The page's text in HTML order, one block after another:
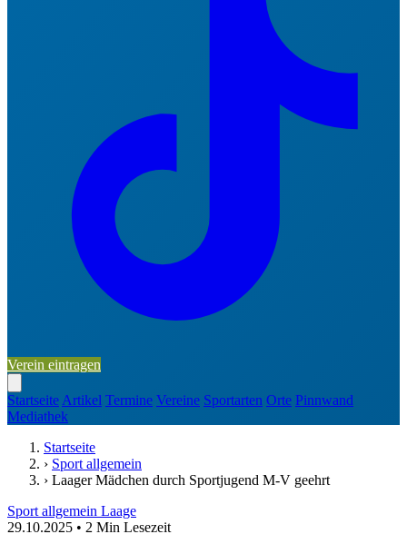
Verein eintragen
Startseite Artikel Termine Vereine Sportarten Orte Pinnwand
Mediathek
Startseite
› Sport allgemein
› Laager Mädchen durch Sportjugend M-V geehrt
Sport allgemein Laage
29.10.2025 • 2 Min Lesezeit